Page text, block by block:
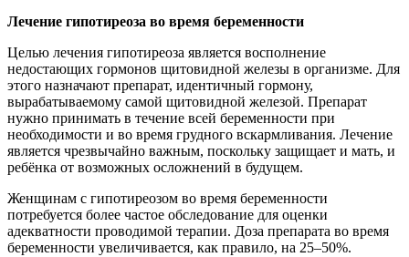
Лечение гипотиреоза во время беременности
Целью лечения гипотиреоза является восполнение
недостающих гормонов щитовидной железы в организме. Для
этого назначают препарат, идентичный гормону,
вырабатываемому самой щитовидной железой. Препарат
нужно принимать в течение всей беременности при
необходимости и во время грудного вскармливания. Лечение
является чрезвычайно важным, поскольку защищает и мать, и
ребёнка от возможных осложнений в будущем.
Женщинам с гипотиреозом во время беременности
потребуется более частое обследование для оценки
адекватности проводимой терапии. Доза препарата во время
беременности увеличивается, как правило, на 25–50%.